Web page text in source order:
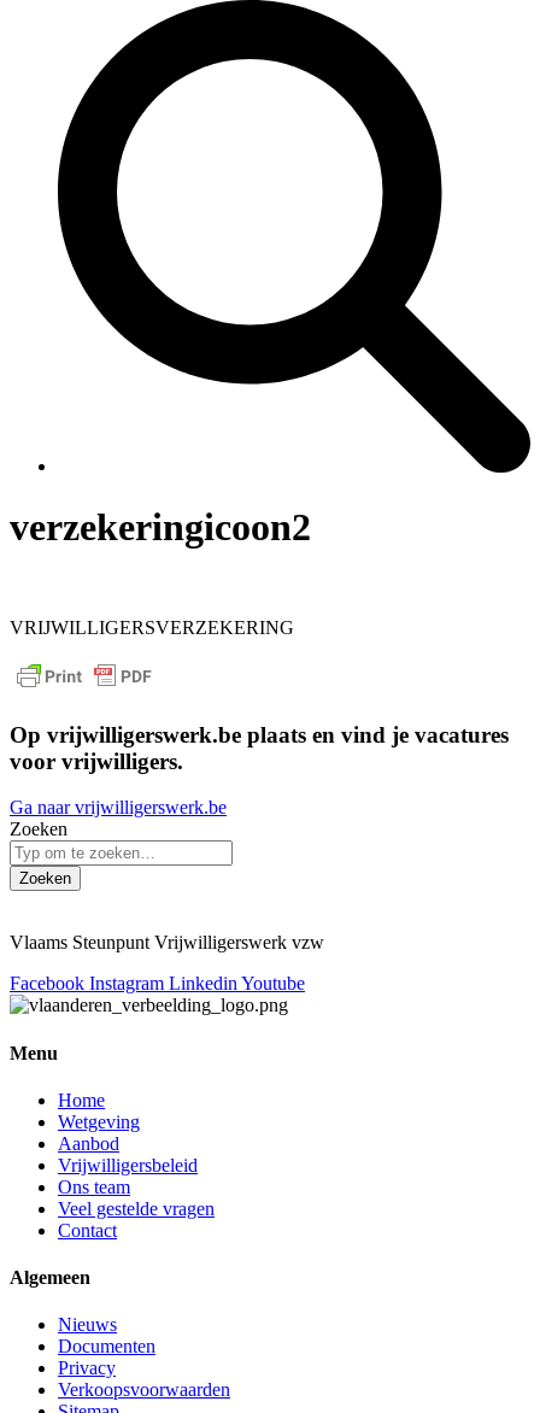
verzekeringicoon2
VRIJWILLIGERSVERZEKERING
Op vrijwilligerswerk.be plaats en vind je vacatures
voor vrijwilligers.
Ga naar vrijwilligerswerk.be
Zoeken
Zoeken
Vlaams Steunpunt Vrijwilligerswerk vzw
Facebook Instagram Linkedin Youtube
Menu
Home
Wetgeving
Aanbod
Vrijwilligersbeleid
Ons team
Veel gestelde vragen
Contact
Algemeen
Nieuws
Documenten
Privacy
Verkoopsvoorwaarden